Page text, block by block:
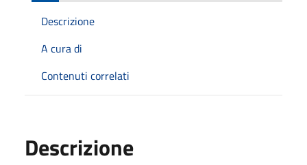
Descrizione
A cura di
Contenuti correlati
Descrizione